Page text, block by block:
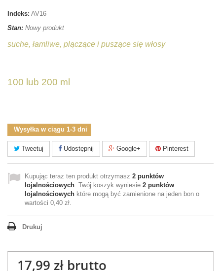
Indeks: AV16
Stan: Nowy produkt
suche, łamliwe, plączące i puszące się włosy
100 lub 200 ml
Wysyłka w ciągu 1-3 dni
Tweetuj Udostępnij Google+ Pinterest
Kupując teraz ten produkt otrzymasz 2 punktów
lojalnościowych. Twój koszyk wyniesie 2 punktów
lojalnościowych które mogą być zamienione na jeden bon o
wartości 0,40 zł.
Drukuj
17,99 zł brutto